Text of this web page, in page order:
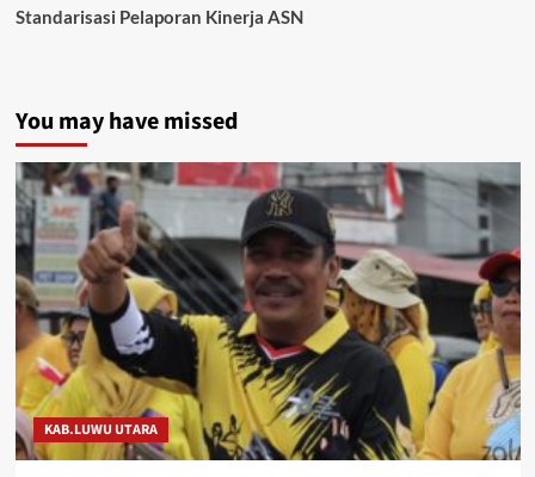
Standarisasi Pelaporan Kinerja ASN
You may have missed
KAB.LUWU UTARA